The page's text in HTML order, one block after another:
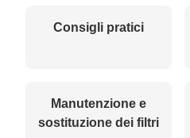
Consigli pratici
Manutenzione e
sostituzione dei filtri